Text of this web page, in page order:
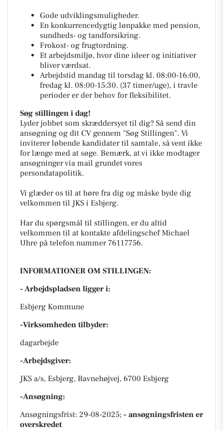
Gode udviklingsmuligheder.
En konkurrencedygtig lønpakke med pension,
sundheds- og tandforsikring.
Frokost- og frugtordning.
Et arbejdsmiljø, hvor dine ideer og initiativer
bliver værdsat.
Arbejdstid mandag til torsdag kl. 08:00-16:00,
fredag kl. 08:00-15:30. (37 timer/uge), i travle
perioder er der behov for fleksibilitet.
Søg stillingen i dag!
Lyder jobbet som skræddersyet til dig? Så send din
ansøgning og dit CV gennem "Søg Stillingen". Vi
inviterer løbende kandidater til samtale, så vent ikke
for længe med at søge. Bemærk, at vi ikke modtager
ansøgninger via mail grundet vores
persondatapolitik.
Vi glæder os til at høre fra dig og måske byde dig
velkommen til JKS i Esbjerg.
Har du spørgsmål til stillingen, er du altid
velkommen til at kontakte afdelingschef Michael
Uhre på telefon nummer 76117756.
INFORMATIONER OM STILLINGEN:
- Arbejdspladsen ligger i:
Esbjerg Kommune
-Virksomheden tilbyder:
dagarbejde
-Arbejdsgiver:
JKS a/s, Esbjerg, Bavnehøjvej, 6700 Esbjerg
-Ansøgning:
Ansøgningsfrist: 29-08-2025; - ansøgningsfristen er
overskredet